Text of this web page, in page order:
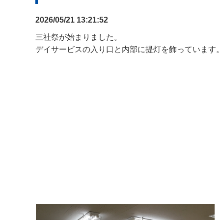
2026/05/21 13:21:52
三社祭が始まりました。
デイサービスの入り口と内部に提灯を飾っています